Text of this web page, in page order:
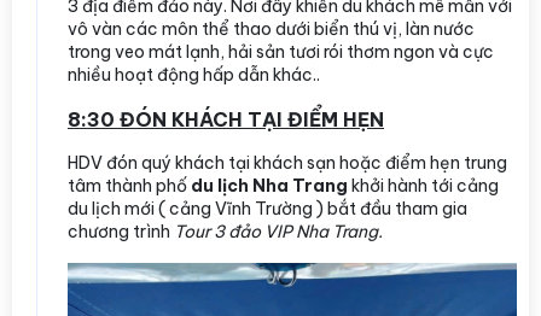
3 địa điểm đảo này. Nơi đây khiến du khách mê mẩn với
vô vàn các môn thể thao dưới biển thú vị, làn nước
trong veo mát lạnh, hải sản tươi rói thơm ngon và cực
nhiều hoạt động hấp dẫn khác..
8:30 ĐÓN KHÁCH TẠI ĐIỂM HẸN
HDV đón quý khách tại khách sạn hoặc điểm hẹn trung
tâm thành phố du lịch Nha Trang khởi hành tới cảng
du lịch mới ( cảng Vĩnh Trường ) bắt đầu tham gia
chương trình Tour 3 đảo VIP Nha Trang.